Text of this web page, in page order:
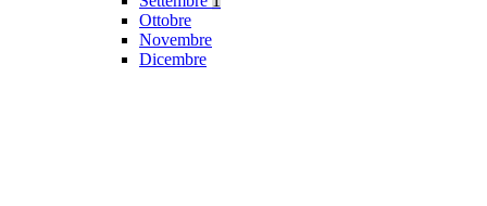
Ottobre
Novembre
Dicembre